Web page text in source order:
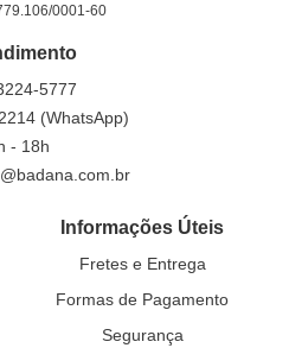
0001-60
5777
(WhatsApp)
- 18h
Informações Úteis
Fretes e Entrega
Formas de Pagamento
Segurança